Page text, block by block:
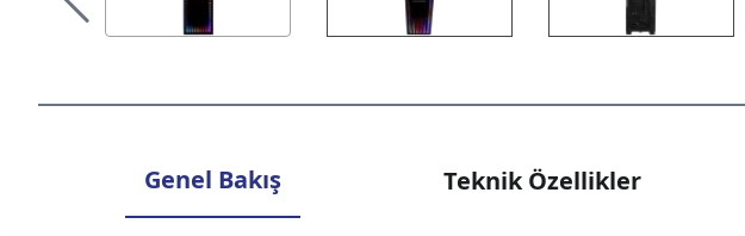
Genel Bakış Teknik Özellikler